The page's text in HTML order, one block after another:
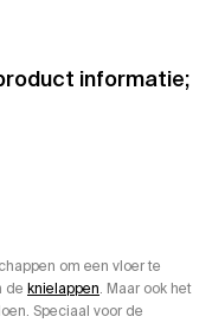
informatie;
om een vloer te
de knielappen. Maar ook het
Speciaal voor de